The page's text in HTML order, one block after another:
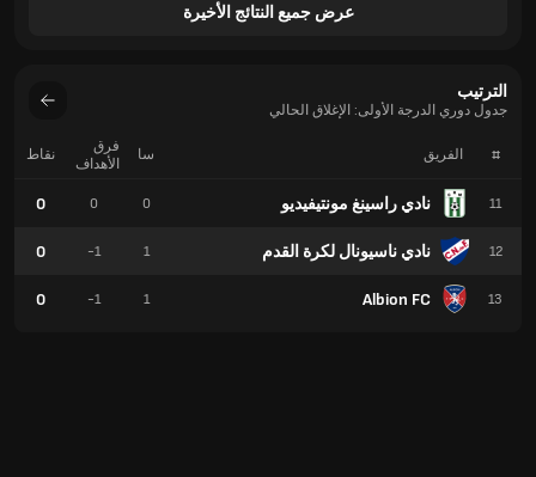
عرض جميع النتائج الأخيرة
الترتيب
جدول دوري الدرجة الأولى: الإغلاق الحالي
# الفريق
11 نادي راسينغ مونتيفيديو
12 نادي ناسيونال لكرة القدم
13
Albion FC
سا
فرق
الأهداف
نقاط
0
0
0
1
-1
0
1
-1
0